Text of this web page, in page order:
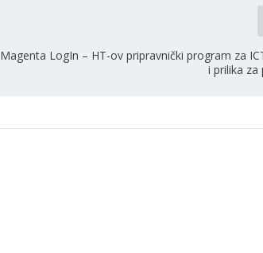
Magenta LogIn – HT-ov pripravnički program za
i prilika